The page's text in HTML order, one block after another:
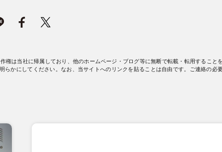
は当社に帰属しており、他のホームページ・ブログ等に無断で転載・転用すること
かにしてください。なお、当サイトへのリンクを貼ることは自由です。ご連絡の必